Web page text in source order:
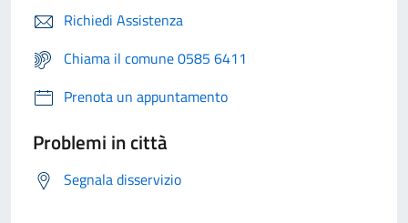
Richiedi Assistenza
Chiama il comune 0585 6411
Prenota un appuntamento
Problemi in città
Segnala disservizio